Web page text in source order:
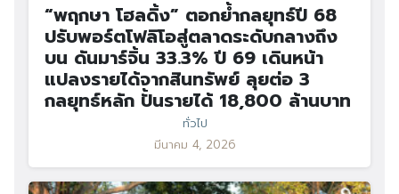
“พฤกษา โฮลดิ้ง” ตอกย้ำกลยุทธ์ปี 68
ปรับพอร์ตโฟลิโอสู่ตลาดระดับกลางถึง
บน ดันมาร์จิ้น 33.3% ปี 69 เดินหน้า
แปลงรายได้จากสินทรัพย์ ลุยต่อ 3
กลยุทธ์หลัก ปั้นรายได้ 18,800 ล้านบาท
ทั่วไป
มีนาคม 4, 2026